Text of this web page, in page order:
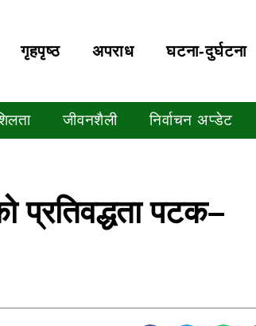
गृहपृष्‍ठ अपराध घटना-दुर्घटना
जीवनशैली निर्वाचन अप्डेट
प्रतिवद्धता पटक–